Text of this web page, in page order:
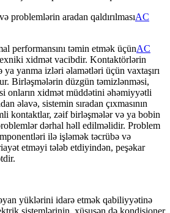
problemlərin aradan qaldırılmasıAC
performansını təmin etmək üçünAC
xidmət vacibdir. Kontaktörlərin
ya yanma izləri əlamətləri üçün vaxtaşırı
Birləşmələrin düzgün təmizlənməsi,
onların xidmət müddətini əhəmiyyətli
əlavə, sistemin sıradan çıxmasının
kontaktlar, zəif birləşmələr və ya bobin
dərhal həll edilməlidir. Problem
ilə işləmək təcrübə və
etməyi tələb etdiyindən, peşəkar
yüklərini idarə etmək qabiliyyətinə
sistemlərinin, xüsusən də kondisioner